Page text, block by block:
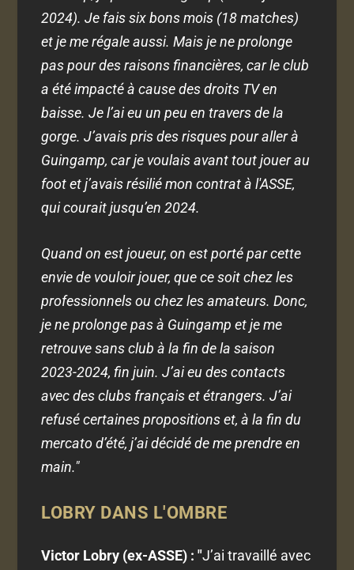
2024). Je fais six bons mois (18 matches)
et je me régale aussi. Mais je ne prolonge
pas pour des raisons financières, car le club
a été impacté à cause des droits TV en
baisse. Je l’ai eu un peu en travers de la
gorge. J’avais pris des risques pour aller à
Guingamp, car je voulais avant tout jouer au
foot et j’avais résilié mon contrat à l'ASSE,
qui courait jusqu’en 2024.
Quand on est joueur, on est porté par cette
envie de vouloir jouer, que ce soit chez les
professionnels ou chez les amateurs. Donc,
je ne prolonge pas à Guingamp et je me
retrouve sans club à la fin de la saison
2023-2024, fin juin. J’ai eu des contacts
avec des clubs français et étrangers. J’ai
refusé certaines propositions et, à la fin du
mercato d’été, j’ai décidé de me prendre en
main."
LOBRY DANS L'OMBRE
Victor Lobry (ex-ASSE) : "J’ai travaillé avec